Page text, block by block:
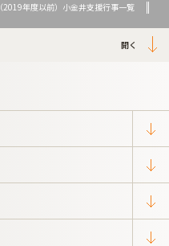
（2019年度以前）小金井支援行事一覧